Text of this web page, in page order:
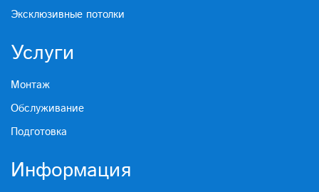
Эксклюзивные потолки
Услуги
Монтаж
Обслуживание
Подготовка
Информация